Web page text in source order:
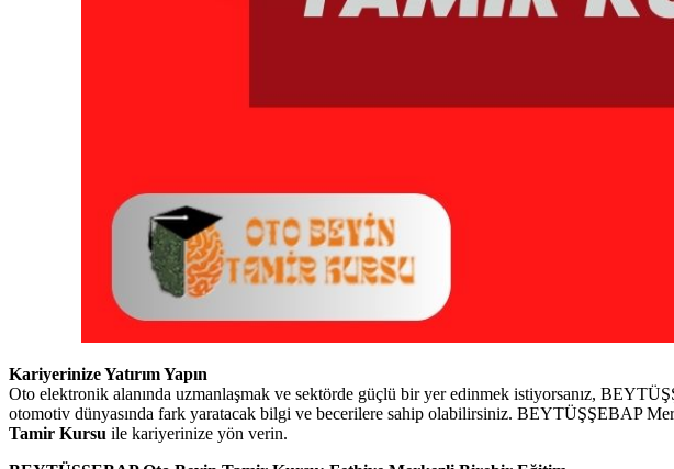
Kariyerinize Yatırım Yapın
Oto elektronik alanında uzmanlaşmak ve sektörde güçlü bir yer edinmek istiyorsanız,
otomotiv dünyasında fark yaratacak bilgi ve becerilere sahip olabilirsiniz. BEYTÜŞŞEBAP
Tamir Kursu ile kariyerinize yön verin.